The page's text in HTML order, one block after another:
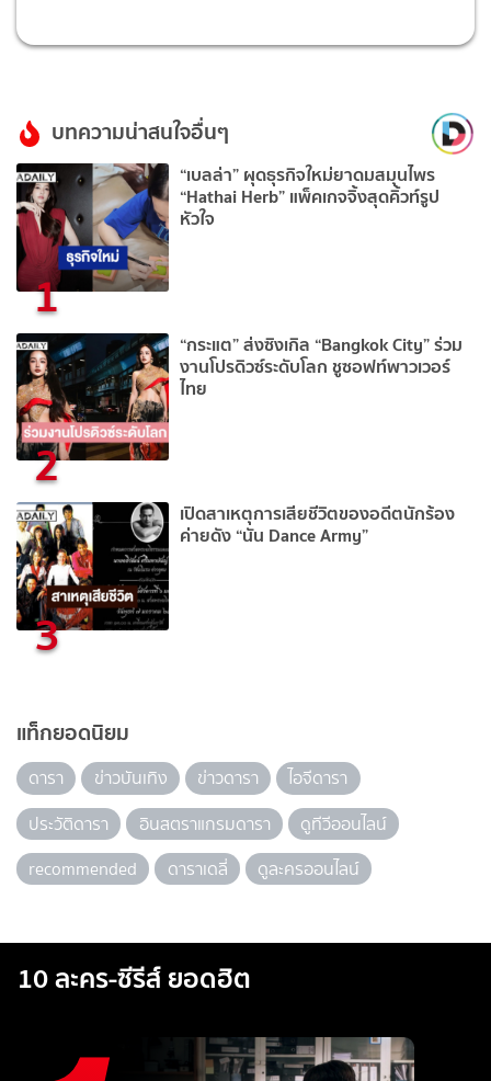
บทความน่าสนใจอื่นๆ
1
“เบลล่า” ผุดธุรกิจใหม่ยาดมสมุนไพร
“Hathai Herb” แพ็คเกจจิ้งสุดคิ้วท์รูป
หัวใจ
2
“กระแต” ส่งซิงเกิล “Bangkok City” ร่วม
งานโปรดิวซ์ระดับโลก ชูซอฟท์พาวเวอร์
ไทย
3
เปิดสาเหตุการเสียชีวิตของอดีตนักร้อง
ค่ายดัง “นัน Dance Army”
แท็กยอดนิยม
ดารา ข่าวบันเทิง ข่าวดารา
ไอจีดารา
ประวัติดารา
อินสตราแกรมดารา
ดูทีวีออนไลน์
recommended
ดาราเดลี่ ดูละครออนไลน์
10 ละคร-ซีรีส์ ยอดฮิต